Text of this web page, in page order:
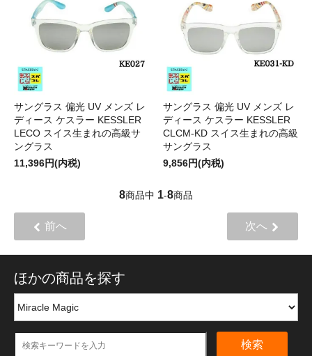
サングラス 偏光 UV メンズ レ
ディース ケスラー KESSLER
LECO スイス生まれの高級サ
ングラス
11,396円(内税)
サングラス 偏光 UV メンズ レ
ディース ケスラー KESSLER
CLCM-KD スイス生まれの高級
サングラス
9,856円(内税)
8商品中 1-8商品
前へ 次へ
ほかの商品を探す
検索